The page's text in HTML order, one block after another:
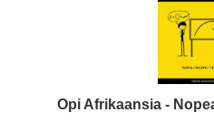
Opi Afrikaansia -